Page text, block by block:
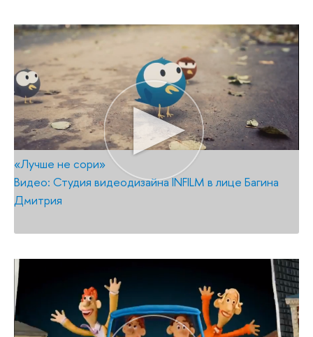
«Лучше не сори»
Видео: Студия видеодизайна INFILM в лице Багина
Дмитрия